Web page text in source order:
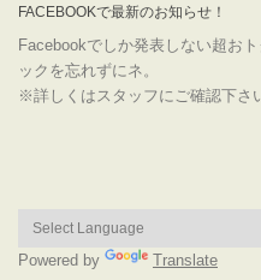
FACEBOOKで最新のお知らせ！
Facebookでしか発表しない超お
ックを忘れずにネ。
※詳しくはスタッフにご確認下さ
Powered by Translate